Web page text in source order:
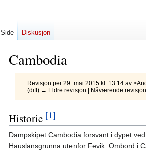
Cambodia
Revisjon per 29. mai 2015 kl. 13:14 av
(diff) ← Eldre revisjon | Nåværende
Hopp
til
navigering
Hopp
til
søk
Historie [1]
Dampskipet Cambodia forsvant i dypet
Hauslansgrunna utenfor Fevik. Ombord i
Side Diskusjon